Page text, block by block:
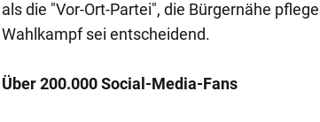
als die "Vor-Ort-Partei", die Bürgernähe
Wahlkampf sei entscheidend.
Über 200.000 Social-Media-Fans